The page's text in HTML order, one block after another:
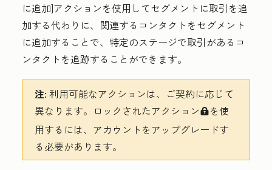
に追加]アクションを使用してセグメントに取引を追
加する代わりに、関連するコンタクトをセグメント
に追加することで、特定のステージで取引があるコ
ンタクトを追跡することができます。
注: 利用可能なアクションは、ご契約に応じて
異なります。ロックされたアクションlockedを使
用するには、アカウントをアップグレードす
る必要があります。